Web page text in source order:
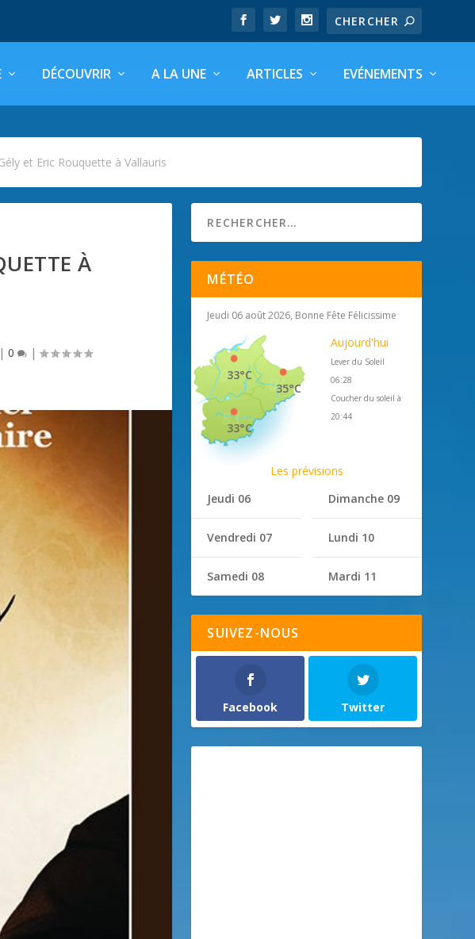
DÉCOUVRIR A LA UNE ARTICLES EVÉNEMENTS
et Eric Rouquette à Vallauris
À
|0 |
MÉTÉO
Jeudi 06 août 2026, Bonne Fête Félicissime
35°C
33°C
33°C
Aujourd'hui
Lever du Soleil
06:28
Coucher du soleil à
20:44
Les prévisions
Jeudi 06
Vendredi 07
Samedi 08
Dimanche 09
Lundi 10
Mardi 11
SUIVEZ-NOUS
Facebook Twitter